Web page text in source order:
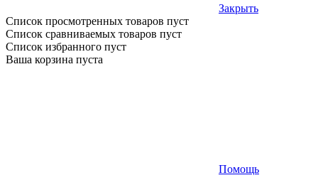
Закрыть
Список просмотренных товаров пуст
Список сравниваемых товаров пуст
Список избранного пуст
Ваша корзина пуста
Помощь